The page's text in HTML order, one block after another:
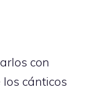
con
los cánticos